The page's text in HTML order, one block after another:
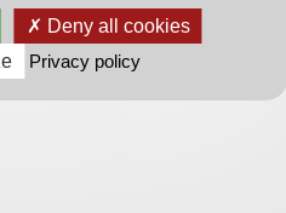
Deny all cookies
Privacy policy